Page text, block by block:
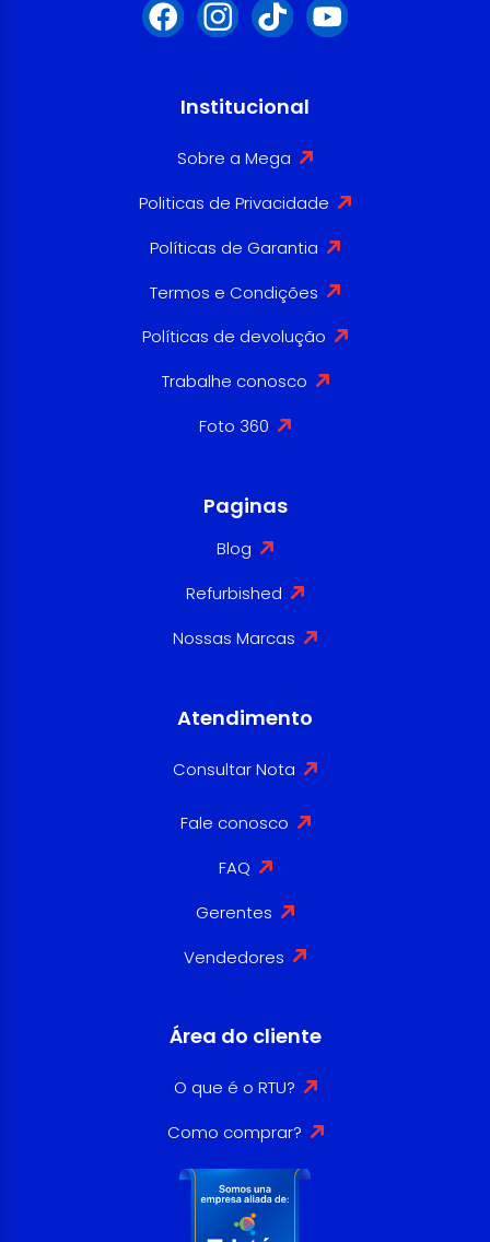
Institucional
Sobre a Mega
Politicas de Privacidade
Políticas de Garantia
Termos e Condições
Políticas de devolução
Trabalhe conosco
Foto 360
Paginas
Blog
Refurbished
Nossas Marcas
Atendimento
Consultar Nota
Fale conosco
FAQ
Gerentes
Vendedores
Área do cliente
O que é o RTU?
Como comprar?